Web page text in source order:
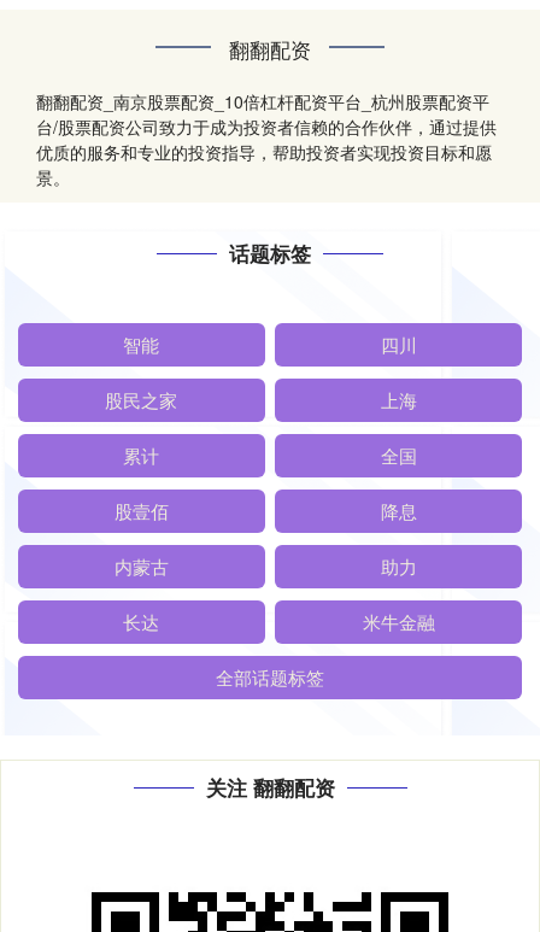
翻翻配资
翻翻配资_南京股票配资_10倍杠杆配资平台_杭州股票配资平
台/股票配资公司致力于成为投资者信赖的合作伙伴，通过提供
优质的服务和专业的投资指导，帮助投资者实现投资目标和愿
景。
话题标签
智能 四川
股民之家 上海
累计 全国
股壹佰 降息
内蒙古 助力
长达 米牛金融
全部话题标签
关注 翻翻配资